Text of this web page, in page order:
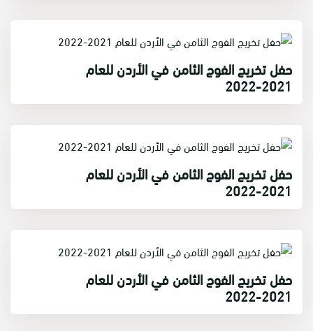
حفل تخريج الفوج الثامن في الأردن للعام
2021-2022
حفل تخريج الفوج الثامن في الأردن للعام
2021-2022
حفل تخريج الفوج الثامن في الأردن للعام
2021-2022